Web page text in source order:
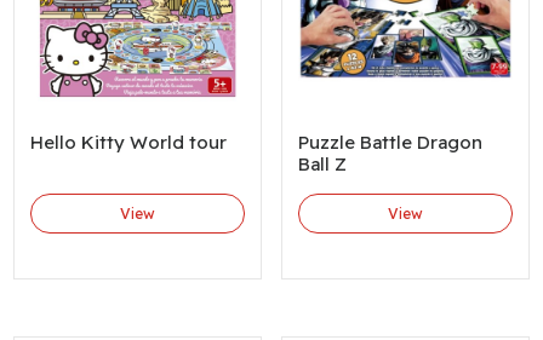
Hello Kitty World tour
View
Puzzle Battle Dragon
Ball Z
View